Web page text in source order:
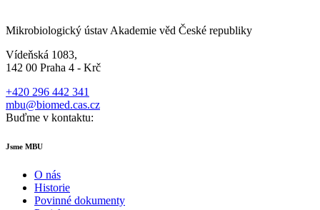
Mikrobiologický ústav Akademie věd České republiky
Vídeňská 1083,
142 00 Praha 4 - Krč
+420 296 442 341
mbu@biomed.cas.cz
Buďme v kontaktu:
Jsme MBU
O nás
Historie
Povinné dokumenty